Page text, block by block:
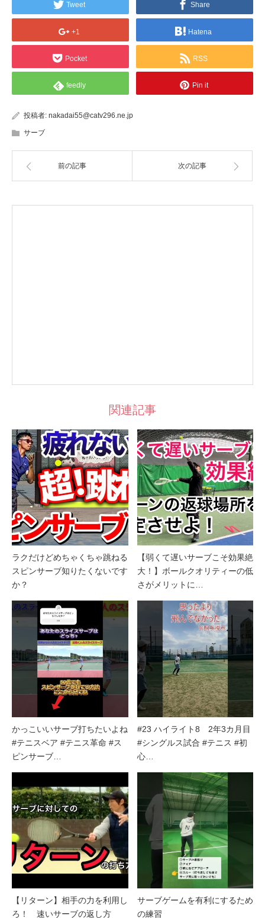
Tweet Share
+1 Hatena
Pocket RSS
feedly Pin it
投稿者: nakadai55@catv296.ne.jp
サーブ
前の記事 次の記事
関連記事
ラクだけどめちゃくちゃ跳ねる
スピンサーブ知りたくないです
か？
【弱くて遅いサーブこそ効果絶
大！】ボールクオリティーの低
さがメリットに…
かっこいいサーブ打ちたいよね
#テニスベア #テニス革命 #ス
ピンサーブ…
#23 ハイライト8 2年3カ月目
#シングルス試合 #テニス #初
心…
【リターン】相手の力を利用し
ろ！ 速いサーブの返し方
サーブゲームを有利にするため
の練習